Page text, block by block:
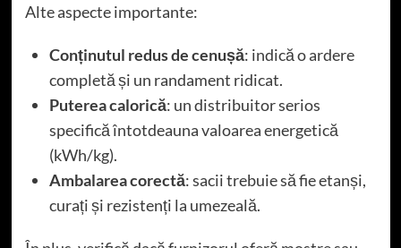
Alte aspecte importante:
Conținutul redus de cenușă: indică o ardere
completă și un randament ridicat.
Puterea calorică: un distribuitor serios
specifică întotdeauna valoarea energetică
(kWh/kg).
Ambalarea corectă: sacii trebuie să fie etanși,
curați și rezistenți la umezeală.